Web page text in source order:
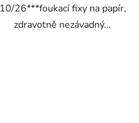
10/26***foukací fixy na papír,
zdravotně nezávadný...